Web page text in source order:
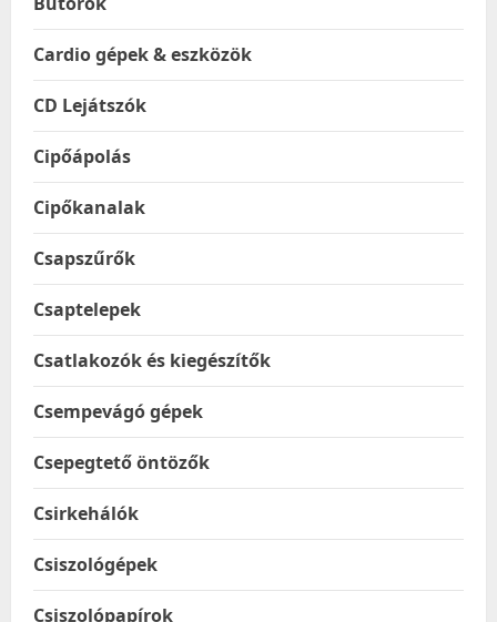
Cardio gépek & eszközök
CD Lejátszók
Cipőápolás
Cipőkanalak
Csapszűrők
Csaptelepek
Csatlakozók és kiegészítők
Csempevágó gépek
Csepegtető öntözők
Csirkehálók
Csiszológépek
Csiszolópapírok